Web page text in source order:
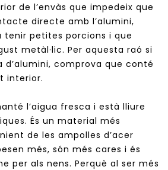
de l’envàs que impedeix que
directe amb l’alumini,
tenir petites porcions i que
metàl·lic. Per aquesta raó si
d’alumini, comprova que conté
interior.
l’aigua fresca i està lliure
És un material més
de les ampolles d’acer
més, són més cares i és
per als nens. Perquè al ser més